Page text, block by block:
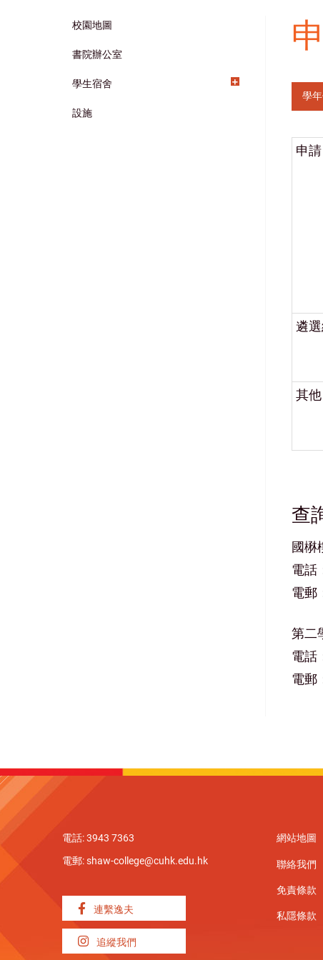
校園地圖
書院辦公室
學生宿舍
設施
學
申請
遴
其他
查
國楙
電話
電郵
第二
電話
電郵
電話: 3943 7363
電郵:shaw-college@cuhk.edu.hk
連繫逸夫
追縱我們
網站地圖
聯絡我們
免責條款
私隱條款